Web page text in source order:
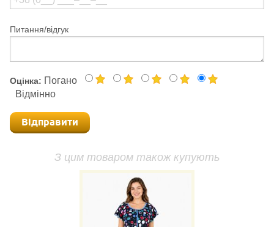
Питання/відгук
Оцінка: Погано
Відмінно
Відправити
З цим товаром також купують